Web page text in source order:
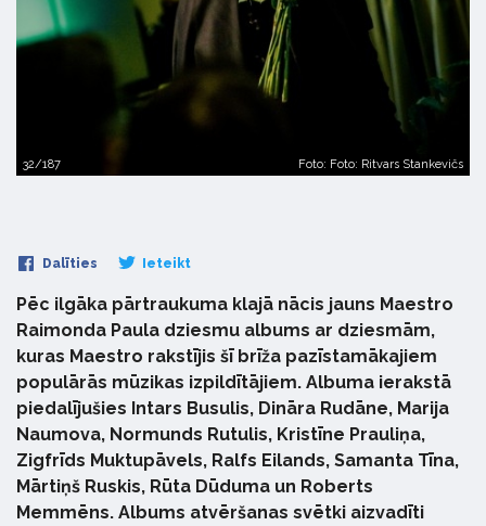
32/187 Foto: Foto: Ritvars Stankevičs
Dalīties Ieteikt
Pēc ilgāka pārtraukuma klajā nācis jauns Maestro
Raimonda Paula dziesmu albums ar dziesmām,
kuras Maestro rakstījis šī brīža pazīstamākajiem
populārās mūzikas izpildītājiem. Albuma ierakstā
piedalījušies Intars Busulis, Dināra Rudāne, Marija
Naumova, Normunds Rutulis, Kristīne Prauliņa,
Zigfrīds Muktupāvels, Ralfs Eilands, Samanta Tīna,
Mārtiņš Ruskis, Rūta Dūduma un Roberts
Memmēns. Albums atvēršanas svētki aizvadīti